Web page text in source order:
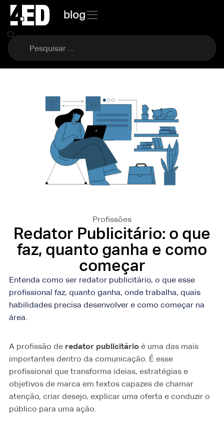
blog
Profissões
Redator Publicitário: o que
faz, quanto ganha e como
começar
Entenda como ser redator publicitário, o que esse
profissional faz, quanto ganha, onde trabalha, quais
habilidades precisa desenvolver e como começar na
área.
A profissão de redator publicitário é uma das mais
importantes dentro da comunicação. É esse
profissional que transforma ideias, estratégias e
objetivos de marca em textos capazes de chamar
atenção, criar desejo, explicar uma oferta e conduzir o
público para uma ação.